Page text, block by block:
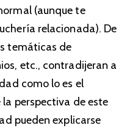
(aunque te
relacionada). De
temáticas de
etc., contradijeran a
como lo es el
perspectiva de este
pueden explicarse